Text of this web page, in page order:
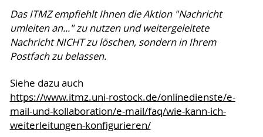
Das ITMZ empfiehlt Ihnen die Aktion "Nachricht
umleiten an..." zu nutzen und weitergeleitete
Nachricht NICHT zu löschen, sondern in Ihrem
Postfach zu belassen.
Siehe dazu auch
https://www.itmz.uni-rostock.de/onlinedienste/e-
mail-und-kollaboration/e-mail/faq/wie-kann-ich-
weiterleitungen-konfigurieren/